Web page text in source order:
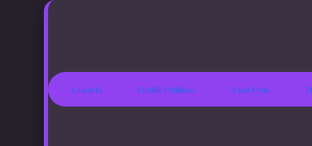
Anasayfa Gizlilik Politikası Yasal Uyarı